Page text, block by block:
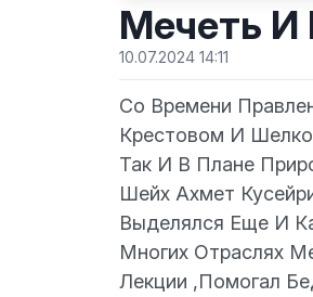
Мечеть И
10.07.2024 14:11
Со Времени
Крестовом И
Так И В Плане
Шейх Ахмет
Выделялся Еще И
Многих Отраслях
Лекции ,Помогал